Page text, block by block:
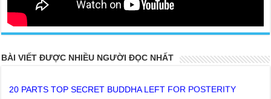
BÀI VIẾT ĐƯỢC NHIỀU NGƯỜI ĐỌC NHẤT
20 PARTS TOP SECRET BUDDHA LEFT FOR POSTERITY
THE TRUTH OF THE EARTH